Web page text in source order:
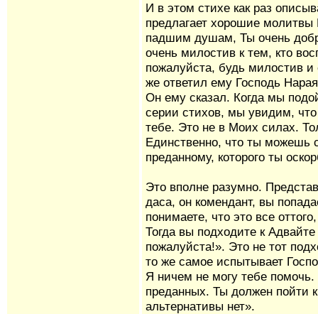
И в этом стихе как раз
предлагает хорошие молитвы
падшим душам, Ты очень
очень милостив к тем, кто
пожалуйста, будь милостив
же ответил ему Господь
Он ему сказал. Когда мы
серии стихов, мы увидим,
тебе. Это не в Моих силах.
Единственно, что ты можешь
преданному, которого ты
Это вполне разумно.
даса, он комендант, вы
понимаете, что это все
Тогда вы подходите к
пожалуйста!». Это не тот
то же самое испытывает
Я ничем не могу тебе
преданных. Ты должен пойти
альтернативы нет».